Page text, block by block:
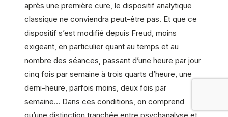
après une première cure, le dispositif analytique
classique ne conviendra peut-être pas. Et que ce
dispositif s’est modifié depuis Freud, moins
exigeant, en particulier quant au temps et au
nombre des séances, passant d’une heure par jour
cinq fois par semaine à trois quarts d’heure, une
demi-heure, parfois moins, deux fois par
semaine… Dans ces conditions, on comprend